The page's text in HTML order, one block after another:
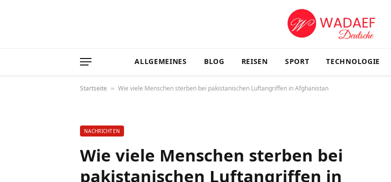
ALLGEMEINES BLOG REISEN SPORT TECHNOLOGIE
Startseite » Wie viele Menschen sterben bei pakistanischen Luftangriffen in Afghanistan
NACHRICHTEN
Wie viele Menschen sterben bei
pakistanischen Luftangriffen in